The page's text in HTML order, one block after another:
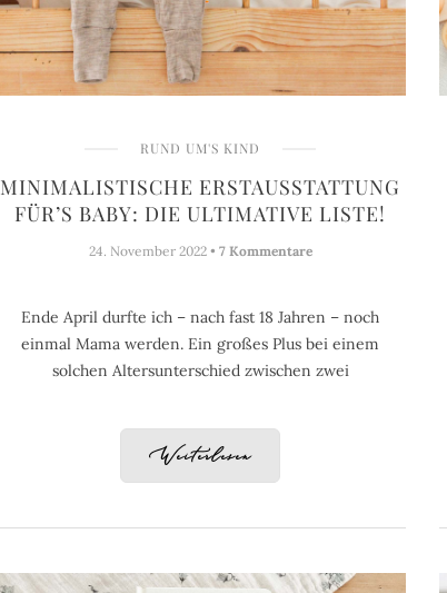
RUND UM'S KIND
MINIMALISTISCHE ERSTAUSSTATTUNG
FÜR’S BABY: DIE ULTIMATIVE LISTE!
24. November 2022 • 7 Kommentare
Ende April durfte ich – nach fast 18 Jahren – noch
einmal Mama werden. Ein großes Plus bei einem
solchen Altersunterschied zwischen zwei
Weiterlesen